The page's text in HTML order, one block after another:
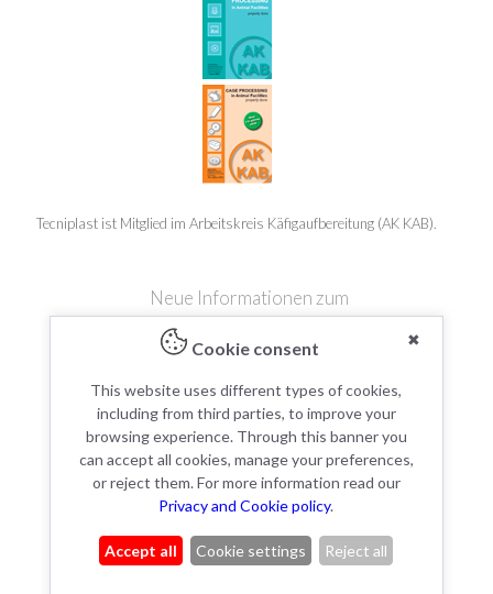
Tecniplast ist Mitglied im Arbeitskreis Käfigaufbereitung (AK KAB).
Neue Informationen zum
It's a match!
✖
Cookie consent
This website uses different types of cookies,
including from third parties, to improve your
browsing experience. Through this banner you
can accept all cookies, manage your preferences,
or reject them. For more information read our
Privacy and Cookie policy.
Accept all Cookie settings Reject all